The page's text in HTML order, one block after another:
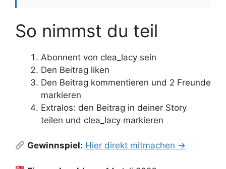
So nimmst du teil
Abonnent von clea_lacy sein
Den Beitrag liken
Den Beitrag kommentieren und 2 Freunde
markieren
Extralos: den Beitrag in deiner Story
teilen und clea_lacy markieren
Gewinnspiel: Hier direkt mitmachen →